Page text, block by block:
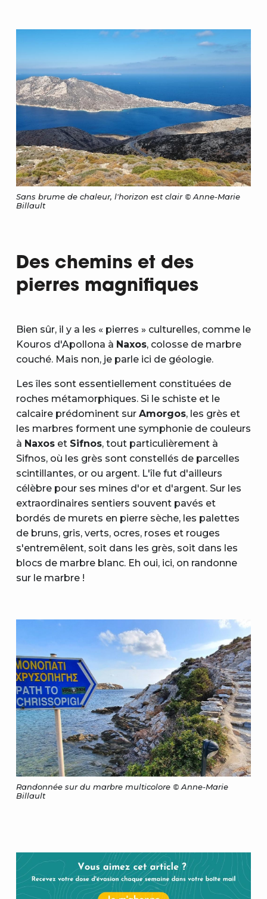
Sans brume de chaleur, l'horizon est clair © Anne-Marie
Billault
Des chemins et des
pierres magnifiques
Bien sûr, il y a les « pierres » culturelles, comme le
Kouros d'Apollona à Naxos, colosse de marbre
couché. Mais non, je parle ici de géologie.
Les îles sont essentiellement constituées de
roches métamorphiques. Si le schiste et le
calcaire prédominent sur Amorgos, les grès et
les marbres forment une symphonie de couleurs
à Naxos et Sifnos, tout particulièrement à
Sifnos, où les grès sont constellés de parcelles
scintillantes, or ou argent. L'île fut d'ailleurs
célèbre pour ses mines d'or et d'argent. Sur les
extraordinaires sentiers souvent pavés et
bordés de murets en pierre sèche, les palettes
de bruns, gris, verts, ocres, roses et rouges
s'entremêlent, soit dans les grès, soit dans les
blocs de marbre blanc. Eh oui, ici, on randonne
sur le marbre !
Randonnée sur du marbre multicolore © Anne-Marie
Billault